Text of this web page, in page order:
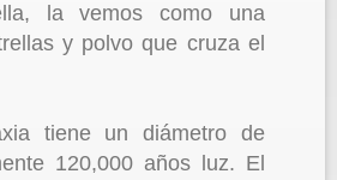
la vemos como una
y polvo que cruza el
tiene un diámetro de
120,000 años luz. El